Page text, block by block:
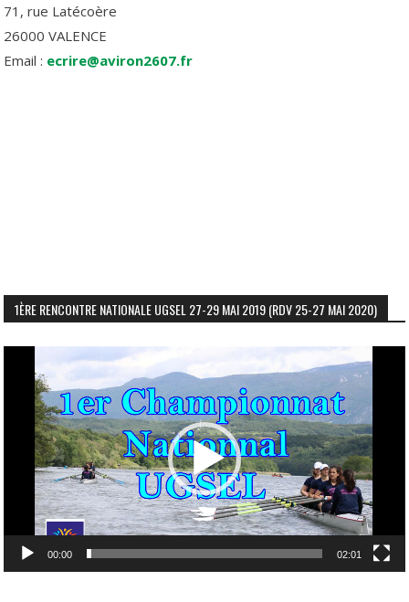
71, rue Latécoère
26000 VALENCE
Email : ecrire@aviron2607.fr
1ÈRE RENCONTRE NATIONALE UGSEL 27-29 MAI 2019 (RDV 25-27 MAI 2020)
vidéo
00:00 02:01